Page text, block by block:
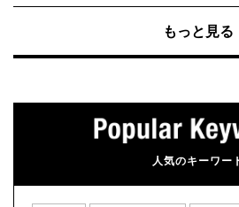
もっと見る
人気のキーワー